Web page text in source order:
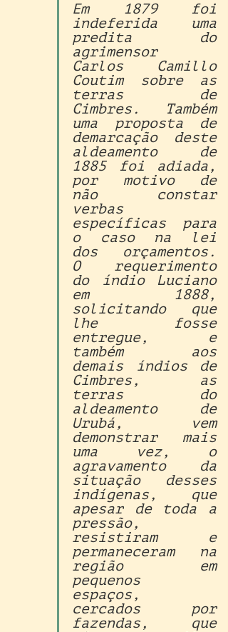
Em 1879 foi
indeferida uma
predita do
agrimensor
Carlos Camillo
Coutim sobre as
terras de
Cimbres. Também
uma proposta de
demarcação deste
aldeamento de
1885 foi adiada,
por motivo de
não constar
verbas
específicas para
o caso na lei
dos orçamentos.
O requerimento
do índio Luciano
em 1888,
solicitando que
lhe fosse
entregue, e
também aos
demais índios de
Cimbres, as
terras do
aldeamento de
Urubá, vem
demonstrar mais
uma vez, o
agravamento da
situação desses
indígenas, que
apesar de toda a
pressão,
resistiram e
permaneceram na
região em
pequenos
espaços,
cercados por
fazendas, que